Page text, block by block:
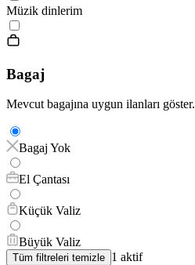
Müzik dinlerim
Bagaj
Mevcut bagajına uygun ilanları göster.
Bagaj Yok
El Çantası
Küçük Valiz
Büyük Valiz
Tüm filtreleri temizle 1 aktif